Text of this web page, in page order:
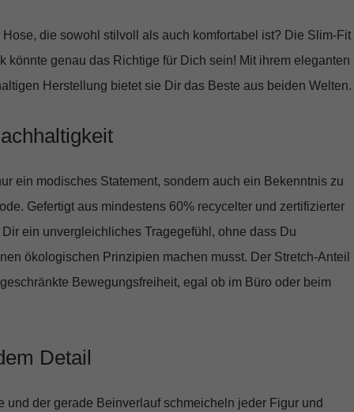
die sowohl stilvoll als auch komfortabel ist? Die Slim-Fit
könnte genau das Richtige für Dich sein! Mit ihrem eleganten
Herstellung bietet sie Dir das Beste aus beiden Welten.
ein modisches Statement, sondern auch ein Bekenntnis zu
Gefertigt aus mindestens 60% recycelter und zertifizierter
ein unvergleichliches Tragegefühl, ohne dass Du
ökologischen Prinzipien machen musst. Der Stretch-Anteil
Bewegungsfreiheit, egal ob im Büro oder beim
Detail
und der gerade Beinverlauf schmeicheln jeder Figur und